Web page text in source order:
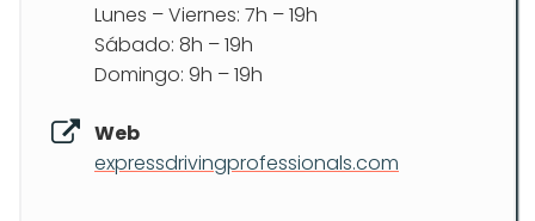
Lunes – Viernes: 7h – 19h
Sábado: 8h – 19h
Domingo: 9h – 19h
Web
expressdrivingprofessionals.com